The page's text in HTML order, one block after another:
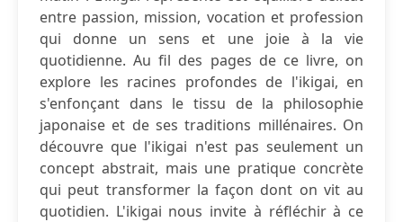
entre passion, mission, vocation et profession
qui donne un sens et une joie à la vie
quotidienne. Au fil des pages de ce livre, on
explore les racines profondes de l'ikigai, en
s'enfonçant dans le tissu de la philosophie
japonaise et de ses traditions millénaires. On
découvre que l'ikigai n'est pas seulement un
concept abstrait, mais une pratique concrète
qui peut transformer la façon dont on vit au
quotidien. L'ikigai nous invite à réfléchir à ce